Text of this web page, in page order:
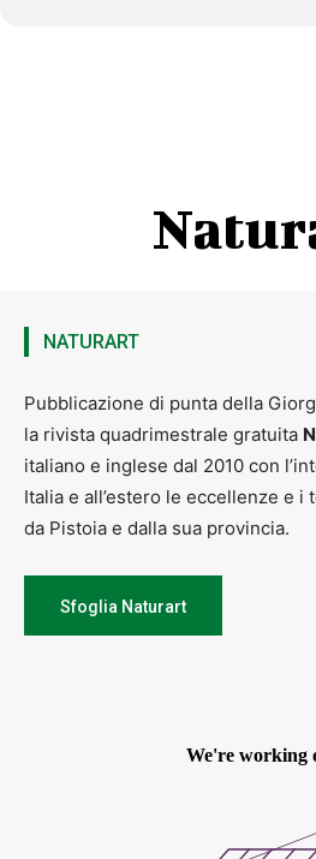
NATURART
Pubblicazione di punta della
la rivista quadrimestrale gratuita
italiano e inglese dal 2010 con
Italia e all’estero le eccellenze e i
da Pistoia e dalla sua provincia.
Sfoglia Naturart